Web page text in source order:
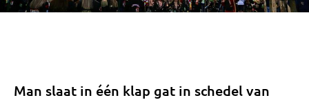
Man slaat in één klap gat in schedel van